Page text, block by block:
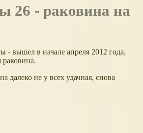
- вышел в начале апреля 2012 года,
далеко не у всех удачная, снова